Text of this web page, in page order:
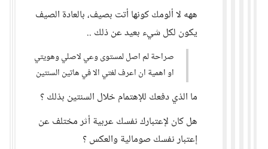
ههه لا ألومك كونها أتت بصيف، بالعادة الصيف
يكون لكل شيء بعيد عن ذلك ..
صراحة لم اصل لمستوى وعي لاصلي وهويتي
او اهمية ان اعرف لغتي الا في هاتين السنتين
ما الذي دفعك للإهتمام خلال السنتين بذلك ؟
هل كان لإعتبارك نفسك عربية أثر مختلف عن
إعتبار نفسك صومالية والعكس ؟